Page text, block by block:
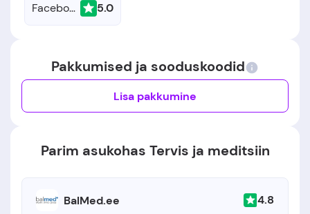
Facebook 5.0
Pakkumised ja sooduskoodid
Lisa pakkumine
Parim asukohas Tervis ja meditsiin
BalMed.ee 4.8